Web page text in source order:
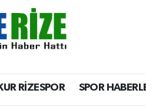
RİZESPOR SPOR
Haritası